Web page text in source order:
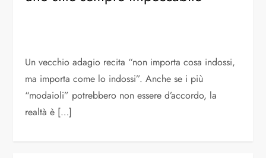
Un vecchio adagio recita “non importa cosa indossi,
ma importa come lo indossi”. Anche se i più
“modaioli” potrebbero non essere d’accordo, la
realtà è […]